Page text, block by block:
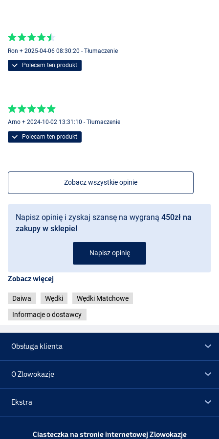
Ron + 2025-04-06 08:30:20 - Tłumaczenie
Polecam ten produkt
Arno + 2024-10-02 13:31:10 - Tłumaczenie
Polecam ten produkt
Zobacz wszystkie opinie
Napisz opinię i zyskaj szansę na wygraną 450zł na
zakupy w sklepie!
Napisz opinię
Zobacz więcej
Daiwa Wędki Wędki Matchowe
Informacje o dostawcy
Obsługa klienta
O Zlowokazje
Ekstra
Promocje
Ciasteczka na stronie internetowej Zlowokazje